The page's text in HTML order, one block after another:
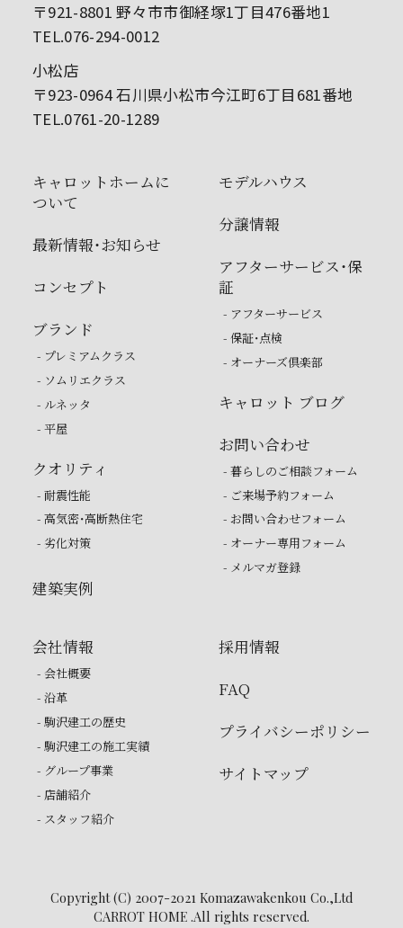
〒921-8801 野々市市御経塚1丁目476番地1
TEL.076-294-0012
小松店
〒923-0964 石川県小松市今江町6丁目681番地
TEL.0761-20-1289
キャロットホームに
ついて
最新情報・お知らせ
コンセプト
ブランド
- プレミアムクラス
- ソムリエクラス
- ルネッタ
- 平屋
クオリティ
- 耐震性能
- 高気密・高断熱住宅
- 劣化対策
建築実例
モデルハウス
分譲情報
アフターサービス・保
証
- アフターサービス
- 保証・点検
- オーナーズ倶楽部
キャロット ブログ
お問い合わせ
- 暮らしのご相談フォーム
- ご来場予約フォーム
- お問い合わせフォーム
- オーナー専用フォーム
- メルマガ登録
会社情報
- 会社概要
- 沿革
- 駒沢建工の歴史
- 駒沢建工の施工実績
- グループ事業
- 店舗紹介
- スタッフ紹介
採用情報
FAQ
プライバシーポリシー
サイトマップ
Copyright (C) 2007-2021 Komazawakenkou Co.,Ltd
CARROT HOME .All rights reserved.